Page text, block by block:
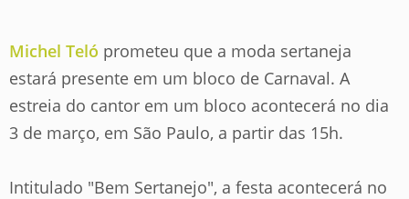
Michel Teló prometeu que a moda sertaneja
estará presente em um bloco de Carnaval. A
estreia do cantor em um bloco acontecerá no dia
3 de março, em São Paulo, a partir das 15h.
Intitulado "Bem Sertanejo", a festa acontecerá no